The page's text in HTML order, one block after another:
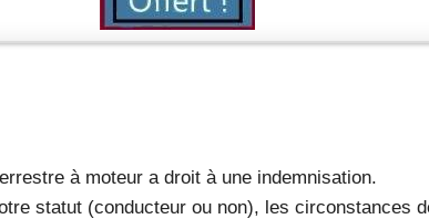
à moteur a droit à une indemnisation.
statut (conducteur ou non), les circonstances